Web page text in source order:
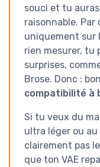
souci et tu
raisonnable.
uniquement sur
rien mesurer, tu
surprises,
Brose. Donc :
compatibilité à
Si tu veux du
ultra léger ou au
clairement pas
que ton VAE